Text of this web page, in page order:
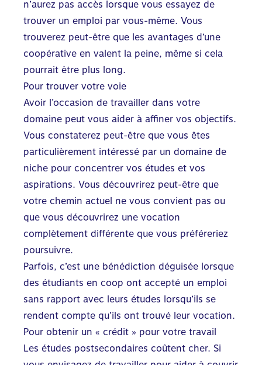
n’aurez pas accès lorsque vous essayez de
trouver un emploi par vous-même. Vous
trouverez peut-être que les avantages d’une
coopérative en valent la peine, même si cela
pourrait être plus long.
Pour trouver votre voie
Avoir l’occasion de travailler dans votre
domaine peut vous aider à affiner vos objectifs.
Vous constaterez peut-être que vous êtes
particulièrement intéressé par un domaine de
niche pour concentrer vos études et vos
aspirations. Vous découvrirez peut-être que
votre chemin actuel ne vous convient pas ou
que vous découvrirez une vocation
complètement différente que vous préféreriez
poursuivre.
Parfois, c’est une bénédiction déguisée lorsque
des étudiants en coop ont accepté un emploi
sans rapport avec leurs études lorsqu’ils se
rendent compte qu’ils ont trouvé leur vocation.
Pour obtenir un « crédit » pour votre travail
Les études postsecondaires coûtent cher. Si